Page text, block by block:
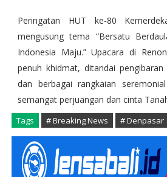
Peringatan HUT ke-80
mengusung tema “Bersatu
Indonesia Maju.” Upacara di
penuh khidmat, ditandai
dan berbagai rangkaian
semangat perjuangan dan cinta
Tags # Breaking News # Denpasar